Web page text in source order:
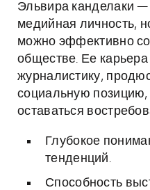
Эльвира канделаки —
медийная личность,
можно эффективно
обществе. Ее
журналистику,
социальную позицию,
оставаться
Глубокое
тенденций.
Способность